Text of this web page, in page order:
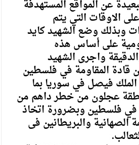
عن المواقع المستهدفة
الاوقات التي يتم
وبذلك وضع الشهيد كايد
على أساس هذه
واجرى الشهيد
قادة المقاومة في فلسطين
الملك فيصل في سوريا بما
عجلون من خطر داهم من
في فلسطين وبضرورة اتخاذ
والبريطانين فى